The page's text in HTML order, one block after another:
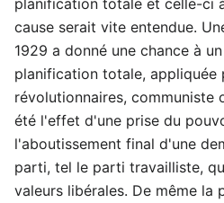
cause serait vite entendue.
1929 a donné une chance à
planification totale, appliquée
révolutionnaires, communiste
été l'effet d'une prise du
l'aboutissement final d'une
parti, tel le parti travailliste,
valeurs libérales. De même la